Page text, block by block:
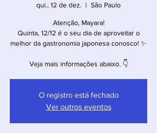
qui., 12 de dez.
  |
São Paulo
Atenção, Mayara!
Quinta, 12/12 é o seu dia de aproveitar o
melhor da gastronomia japonesa conosco! ✨
Veja mais informações abaixo. 👇
O registro está fechado
Ver outros eventos